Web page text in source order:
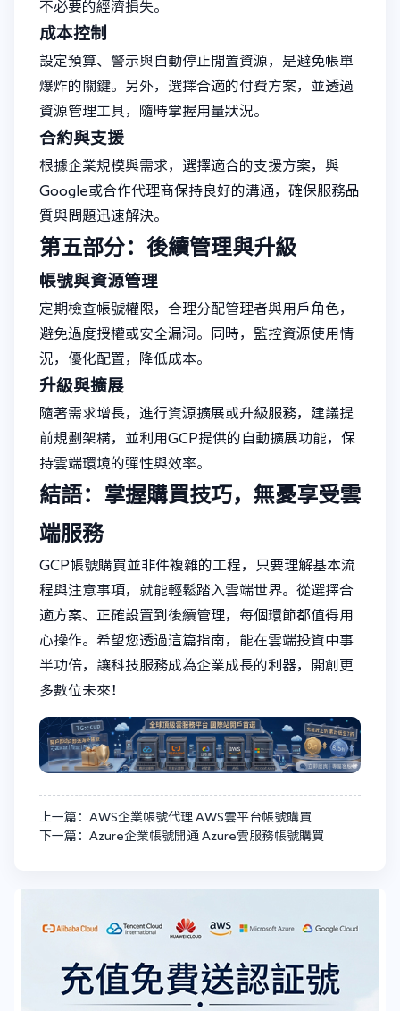
不必要的經濟損失。
成本控制
設定預算、警示與自動停止閒置資源，是避免帳單
爆炸的關鍵。另外，選擇合適的付費方案，並透過
資源管理工具，隨時掌握用量狀況。
合約與支援
根據企業規模與需求，選擇適合的支援方案，與
Google或合作代理商保持良好的溝通，確保服務品
質與問題迅速解決。
第五部分：後續管理與升級
帳號與資源管理
定期檢查帳號權限，合理分配管理者與用戶角色，
避免過度授權或安全漏洞。同時，監控資源使用情
況，優化配置，降低成本。
升級與擴展
隨著需求增長，進行資源擴展或升級服務，建議提
前規劃架構，並利用GCP提供的自動擴展功能，保
持雲端環境的彈性與效率。
結語：掌握購買技巧，無憂享受雲
端服務
GCP帳號購買並非件複雜的工程，只要理解基本流
程與注意事項，就能輕鬆踏入雲端世界。從選擇合
適方案、正確設置到後續管理，每個環節都值得用
心操作。希望您透過這篇指南，能在雲端投資中事
半功倍，讓科技服務成為企業成長的利器，開創更
多數位未來！
上一篇：AWS企業帳號代理 AWS雲平台帳號購買
下一篇：Azure企業帳號開通 Azure雲服務帳號購買